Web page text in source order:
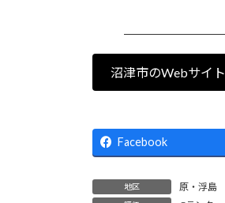
沼津市のWebサイト
Facebook
地区 原・浮島